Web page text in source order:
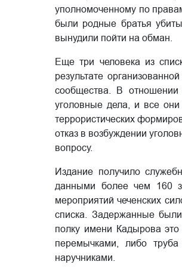
уполномоченному по
были родные братья
вынудили пойти на обман.
Еще три человека из
результате
сообщества. В
уголовные дела, и все
террористических
отказ в возбуждении
вопросу.
Издание получило
данными более чем 160
мероприятий чеченских
списка. Задержанные
полку имени Кадырова
перемычками, либо
наручниками.